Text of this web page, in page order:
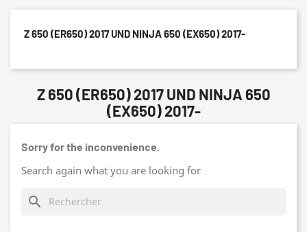
Z 650 (ER650) 2017 UND NINJA 650 (EX650) 2017-
Z 650 (ER650) 2017 UND NINJA 650
(EX650) 2017-
Sorry for the inconvenience.
Search again what you are looking for
search